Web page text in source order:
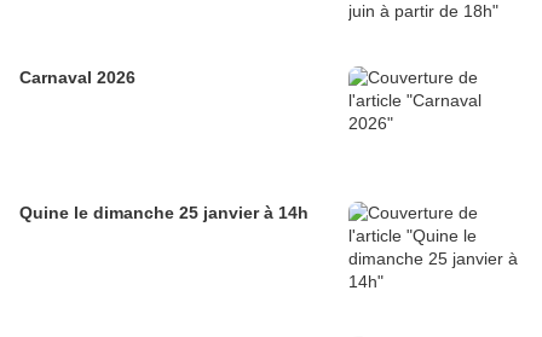
Carnaval 2026
Quine le dimanche 25 janvier à 14h